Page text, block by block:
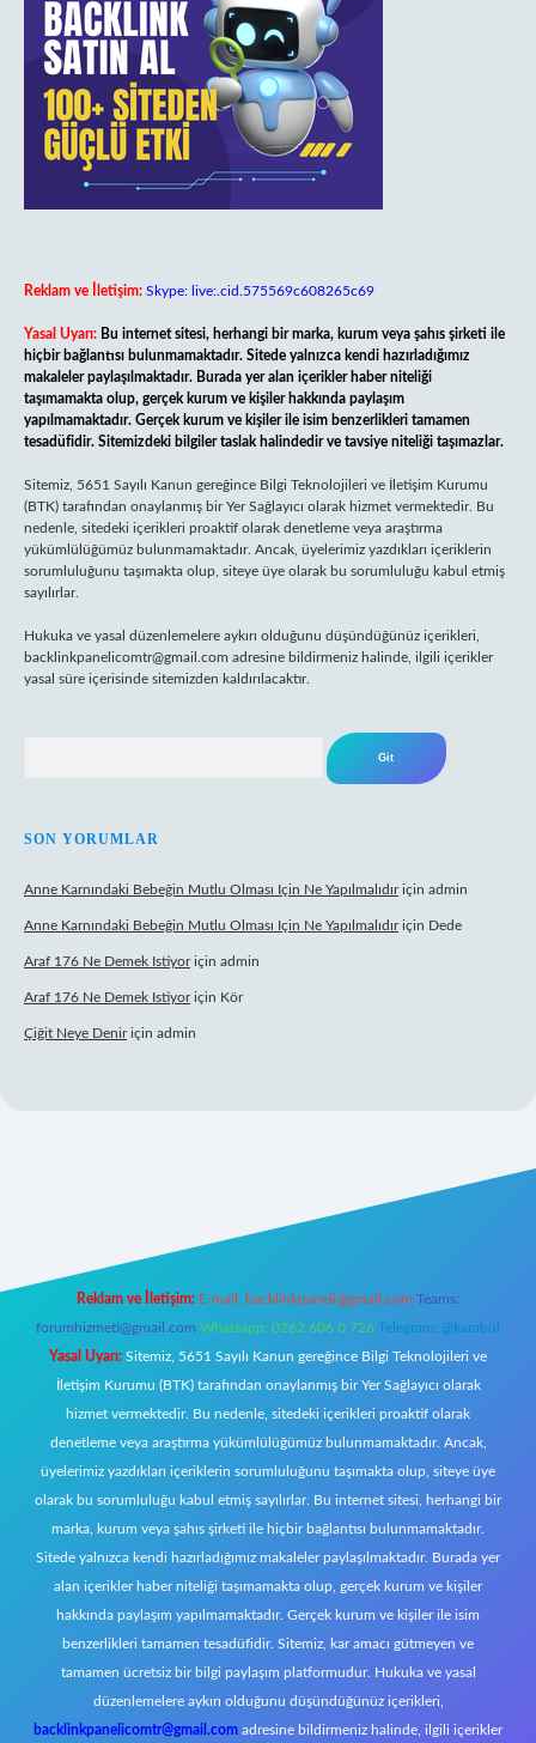
Reklam ve İletişim: Skype: live:.cid.575569c608265c69
Yasal Uyarı: Bu internet sitesi, herhangi bir marka, kurum veya şahıs şirketi ile
hiçbir bağlantısı bulunmamaktadır. Sitede yalnızca kendi hazırladığımız
makaleler paylaşılmaktadır. Burada yer alan içerikler haber niteliği
taşımamakta olup, gerçek kurum ve kişiler hakkında paylaşım
yapılmamaktadır. Gerçek kurum ve kişiler ile isim benzerlikleri tamamen
tesadüfidir. Sitemizdeki bilgiler taslak halindedir ve tavsiye niteliği taşımazlar.
Sitemiz, 5651 Sayılı Kanun gereğince Bilgi Teknolojileri ve İletişim Kurumu
(BTK) tarafından onaylanmış bir Yer Sağlayıcı olarak hizmet vermektedir. Bu
nedenle, sitedeki içerikleri proaktif olarak denetleme veya araştırma
yükümlülüğümüz bulunmamaktadır. Ancak, üyelerimiz yazdıkları içeriklerin
sorumluluğunu taşımakta olup, siteye üye olarak bu sorumluluğu kabul etmiş
sayılırlar.
Hukuka ve yasal düzenlemelere aykırı olduğunu düşündüğünüz içerikleri,
backlinkpanelicomtr@gmail.com adresine bildirmeniz halinde, ilgili içerikler
yasal süre içerisinde sitemizden kaldırılacaktır.
SON YORUMLAR
Anne Karnındaki Bebeğin Mutlu Olması Için Ne Yapılmalıdıriçin admin
Anne Karnındaki Bebeğin Mutlu Olması Için Ne Yapılmalıdıriçin Dede
Araf 176 Ne Demek Istiyoriçin admin
Araf 176 Ne Demek Istiyoriçin Kör
Çiğit Neye Deniriçin admin
Reklam ve İletişim: E-mail: backlinkpaneli@gmail.com Teams:
forumhizmeti@gmail.com Whatsapp: 0262 606 0 726 Telegram: @karabul
Yasal Uyarı: Sitemiz, 5651 Sayılı Kanun gereğince Bilgi Teknolojileri ve
İletişim Kurumu (BTK) tarafından onaylanmış bir Yer Sağlayıcı olarak
hizmet vermektedir. Bu nedenle, sitedeki içerikleri proaktif olarak
denetleme veya araştırma yükümlülüğümüz bulunmamaktadır. Ancak,
üyelerimiz yazdıkları içeriklerin sorumluluğunu taşımakta olup, siteye üye
olarak bu sorumluluğu kabul etmiş sayılırlar. Bu internet sitesi, herhangi bir
marka, kurum veya şahıs şirketi ile hiçbir bağlantısı bulunmamaktadır.
Sitede yalnızca kendi hazırladığımız makaleler paylaşılmaktadır. Burada yer
alan içerikler haber niteliği taşımamakta olup, gerçek kurum ve kişiler
hakkında paylaşım yapılmamaktadır. Gerçek kurum ve kişiler ile isim
benzerlikleri tamamen tesadüfidir. Sitemiz, kar amacı gütmeyen ve
tamamen ücretsiz bir bilgi paylaşım platformudur. Hukuka ve yasal
düzenlemelere aykırı olduğunu düşündüğünüz içerikleri,
backlinkpanelicomtr@gmail.com adresine bildirmeniz halinde, ilgili içerikler